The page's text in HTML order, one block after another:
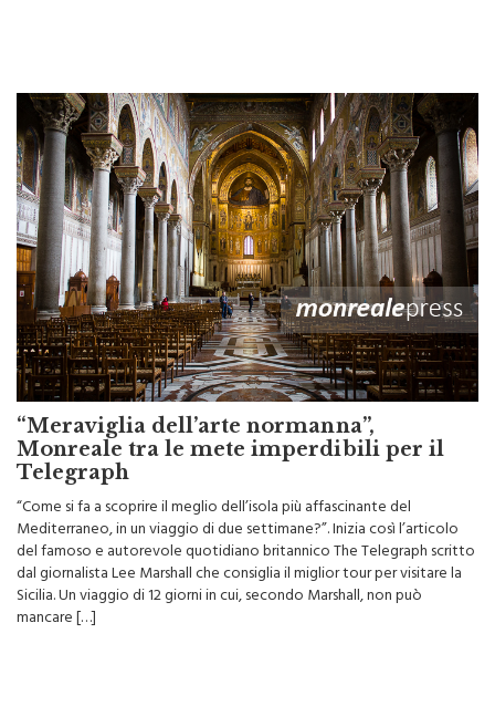
“Meraviglia dell’arte normanna”,
Monreale tra le mete imperdibili per il
Telegraph
“Come si fa a scoprire il meglio dell’isola più affascinante del
Mediterraneo, in un viaggio di due settimane?”. Inizia così l’articolo
del famoso e autorevole quotidiano britannico The Telegraph scritto
dal giornalista Lee Marshall che consiglia il miglior tour per visitare la
Sicilia. Un viaggio di 12 giorni in cui, secondo Marshall, non può
mancare […]